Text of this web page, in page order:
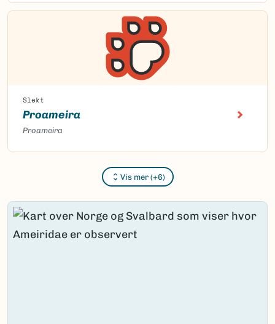
Slekt
Proameira
Proameira
Vis mer (+6)